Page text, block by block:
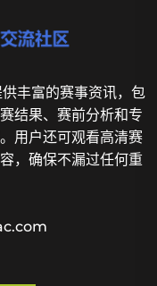
丰富的赛事资讯，包
结果、赛前分析和专
用户还可观看高清赛
，确保不漏过任何重